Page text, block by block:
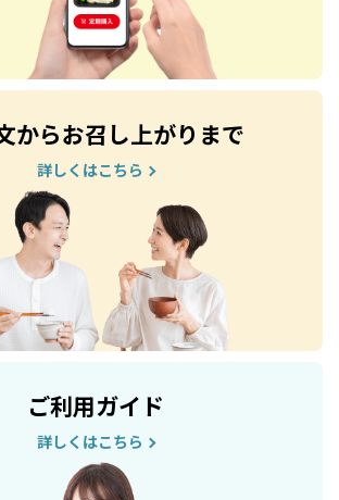
からお召し上がりまで
詳しくはこちら
ご利用ガイド
詳しくはこちら